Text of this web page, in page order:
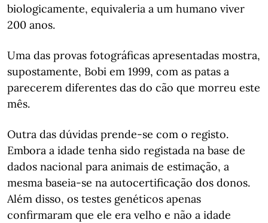
biologicamente, equivaleria a um humano viver
200 anos.
Uma das provas fotográficas apresentadas mostra,
supostamente, Bobi em 1999, com as patas a
parecerem diferentes das do cão que morreu este
mês.
Outra das dúvidas prende-se com o registo.
Embora a idade tenha sido registada na base de
dados nacional para animais de estimação, a
mesma baseia-se na autocertificação dos donos.
Além disso, os testes genéticos apenas
confirmaram que ele era velho e não a idade